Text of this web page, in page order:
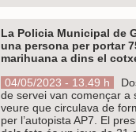
La Policia Municipal de
una persona per portar
marihuana a dins el
04/05/2023 - 13.49 h
de servei van començar a
veure que circulava de
per l’autopista AP7. El